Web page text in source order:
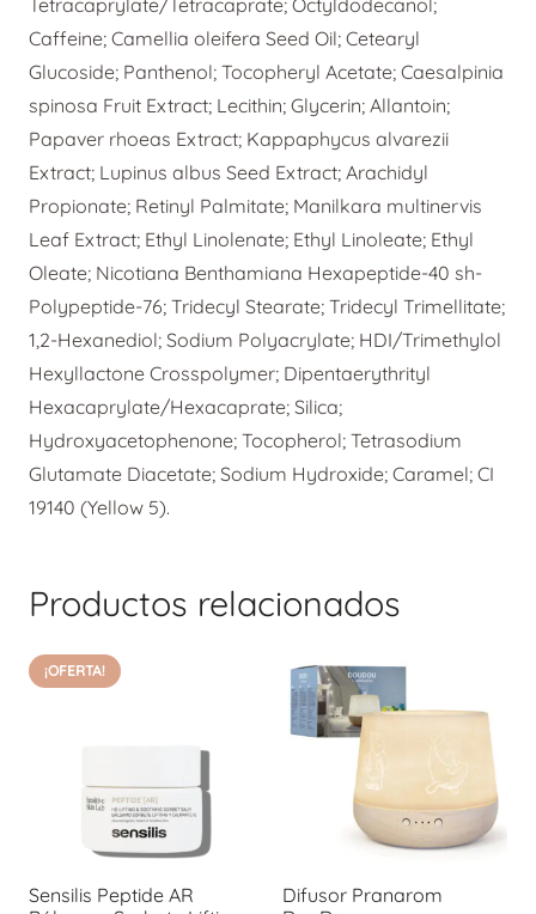
Caffeine; Camellia oleifera Seed Oil; Cetearyl
Glucoside; Panthenol; Tocopheryl Acetate; Caesalpinia
spinosa Fruit Extract; Lecithin; Glycerin; Allantoin;
Papaver rhoeas Extract; Kappaphycus alvarezii
Extract; Lupinus albus Seed Extract; Arachidyl
Propionate; Retinyl Palmitate; Manilkara multinervis
Leaf Extract; Ethyl Linolenate; Ethyl Linoleate; Ethyl
Oleate; Nicotiana Benthamiana Hexapeptide-40 sh-
Polypeptide-76; Tridecyl Stearate; Tridecyl Trimellitate;
1,2-Hexanediol; Sodium Polyacrylate; HDI/Trimethylol
Hexyllactone Crosspolymer; Dipentaerythrityl
Hexacaprylate/Hexacaprate; Silica;
Hydroxyacetophenone; Tocopherol; Tetrasodium
Glutamate Diacetate; Sodium Hydroxide; Caramel; CI
19140 (Yellow 5).
Productos relacionados
¡OFERTA!
Sensilis Peptide AR
Difusor Pranarom